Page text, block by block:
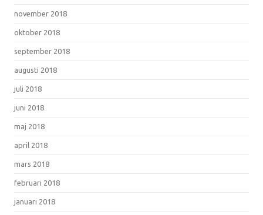
november 2018
oktober 2018
september 2018
augusti 2018
juli 2018
juni 2018
maj 2018
april 2018
mars 2018
februari 2018
januari 2018